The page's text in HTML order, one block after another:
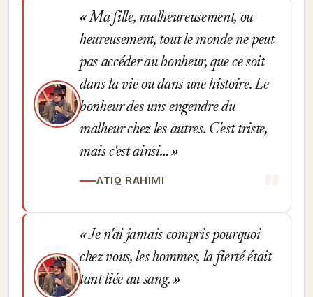
Ma fille, malheureusement, ou
heureusement, tout le monde ne peut
pas accéder au bonheur, que ce soit
dans la vie ou dans une histoire. Le
bonheur des uns engendre du
malheur chez les autres. C'est triste,
mais c'est ainsi…
ATIQ RAHIMI
Je n'ai jamais compris pourquoi
chez vous, les hommes, la fierté était
tant liée au sang.